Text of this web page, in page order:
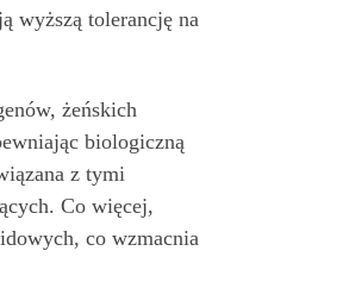
wyższą tolerancję na
żeńskich
biologiczną
z tymi
Co więcej,
co wzmacnia